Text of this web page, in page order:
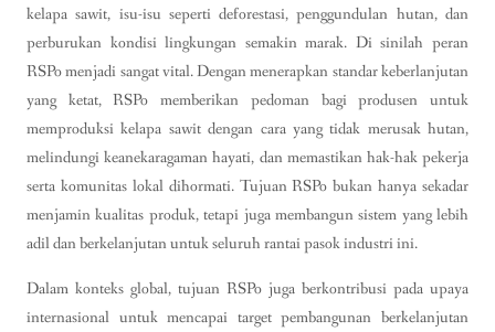
kelapa sawit, isu-isu seperti deforestasi, penggundulan hutan, dan
perburukan kondisi lingkungan semakin marak. Di sinilah peran
RSPo menjadi sangat vital. Dengan menerapkan standar keberlanjutan
yang ketat, RSPo memberikan pedoman bagi produsen untuk
memproduksi kelapa sawit dengan cara yang tidak merusak hutan,
melindungi keanekaragaman hayati, dan memastikan hak-hak pekerja
serta komunitas lokal dihormati. Tujuan RSPo bukan hanya sekadar
menjamin kualitas produk, tetapi juga membangun sistem yang lebih
adil dan berkelanjutan untuk seluruh rantai pasok industri ini.
Dalam konteks global, tujuan RSPo juga berkontribusi pada upaya
internasional untuk mencapai target pembangunan berkelanjutan